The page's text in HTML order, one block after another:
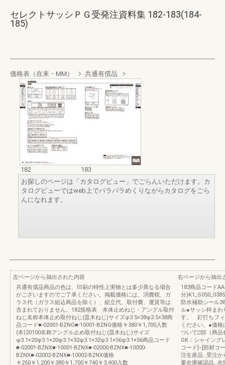
セレクトサッシＰＧ受発注資料集 182-183(184-
185)
価格表（在来・MM） 共通有償品
182
183
お探しのページは「カタログビュー」でごらんいただけます。カ
タログビューではweb上でパラパラめくりながらカタログをごら
んになれます。
左ページから抽出された内容
共通有償品商品の色は、印刷の特性上実物とは多少異なる場合
がございますのでご了承ください。掲載価格には、消費税、ガ
ラス代（ガラス組込商品を除く）、組立代、取付費、運賃等は
含まれておりません。182規格表 本体止めねじ・アングル取付
ねじ名称本体止め取付ねじ(皿木ねじ)サイズφ3.5×38φ3.5×38商
品コード■-02001-BZNG■-10001-BZNG価格￥380￥1,700入数
(本)20100名称アングル止め取付ねじ(皿木ねじ)サイズ
φ3.1×20φ3.1×20φ3.1×32φ3.1×32φ3.1×56φ3.1×56商品コード
■-02001-BZNX■-10001-BZNX■-02000-BZNX■-10000-
BZNX■-02002-BZNX■-10002-BZNX価格
￥250￥1,200￥380￥1,700￥740￥3,400入数
右ページから抽出
183商品コード
分
防水補助シール
ル●サッシ枠まわ
す。 釘打ちフィ
ください。●価
ついて□部（商品
GK：シャイング
コード]−[部材コ
注生産品…受注か
要在庫確認品…在